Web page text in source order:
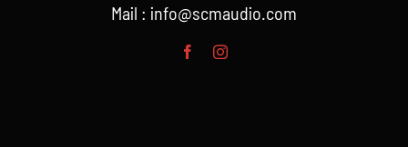
Mail : info@scmaudio.com